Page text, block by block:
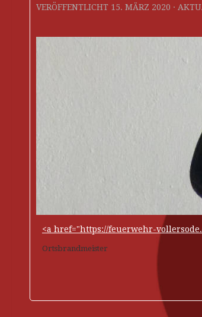
VERÖFFENTLICHT 15. MÄRZ 2020 ·
<a href="https://feuerwehr-
Ortsbrandmeister